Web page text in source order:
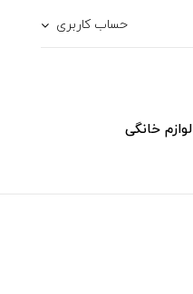
حساب کاربری
لوازم خانگی